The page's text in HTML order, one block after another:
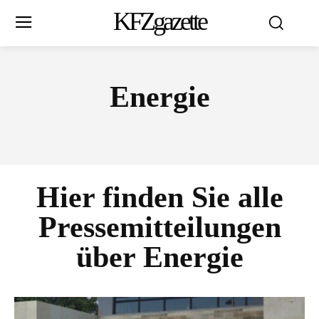
KFZgazette
Energie
Hier finden Sie alle
Pressemitteilungen
über Energie